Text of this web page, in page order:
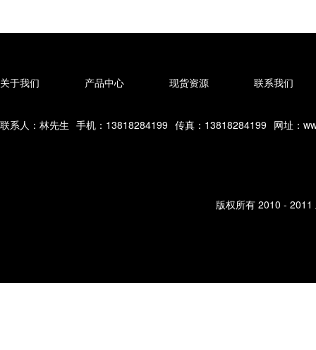
关于我们 产品中心 现货资源 联系我们
联系人：林先生 手机：13818284199 传真：13818284199 网址：
版权所有 2010 -